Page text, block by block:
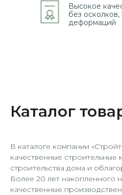
Высокое
без
деформаций
Каталог
В каталоге компании
качественные строительные
строительства дома и
Более 20 лет накопленного
качественные